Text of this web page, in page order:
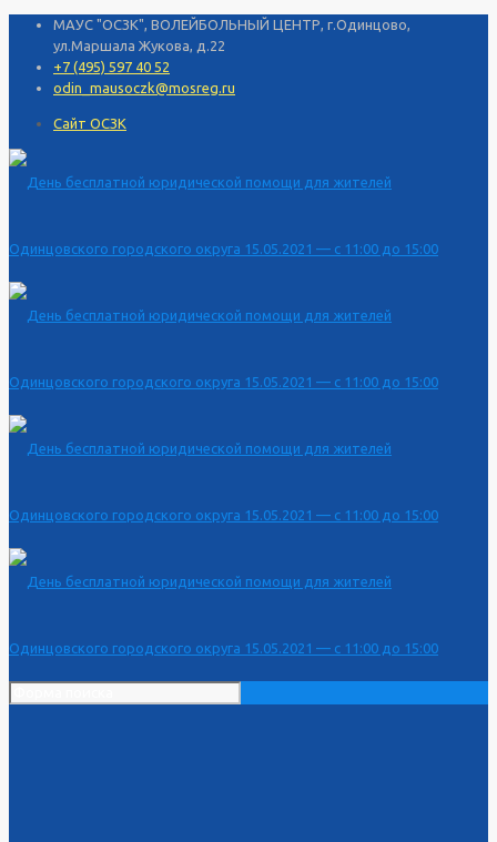
МАУС "ОСЗК", ВОЛЕЙБОЛЬНЫЙ ЦЕНТР, г.Одинцово,
ул.Маршала Жукова, д.22
+7 (495) 597 40 52
odin_mausoczk@mosreg.ru
Сайт ОСЗК